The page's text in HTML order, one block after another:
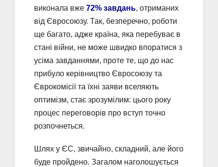
виконала вже 72% завдань, отриманих
від Євросоюзу. Так, безперечно, роботи
ще багато, адже країна, яка перебуває в
стані війни, не може швидко впоратися з
усіма завданнями, проте те, що до нас
прибуло керівництво Євросоюзу та
Єврокомісії та їхні заяви вселяють
оптимізм, стає зрозумілим: цього року
процес переговорів про вступ точно
розпочнеться.
Шлях у ЄС, звичайно, складний, але його
буде пройдено. Загалом наголошується